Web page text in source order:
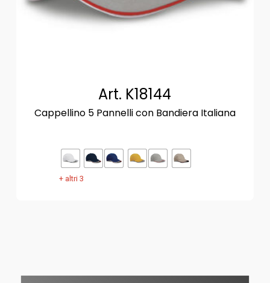
Art. K18144
Cappellino 5 Pannelli con Bandiera Italiana
+ altri 3